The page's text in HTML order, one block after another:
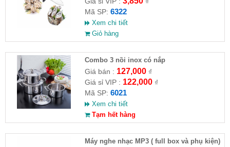
Mã SP: 6322
Xem chi tiết
Giỏ hàng
Combo 3 nồi inox có nắp
Giá bán : 127,000₫
Giá sỉ VIP : 122,000₫
Mã SP: 6021
Xem chi tiết
Tạm hết hàng
Máy nghe nhạc MP3 ( full box và phụ kiện)